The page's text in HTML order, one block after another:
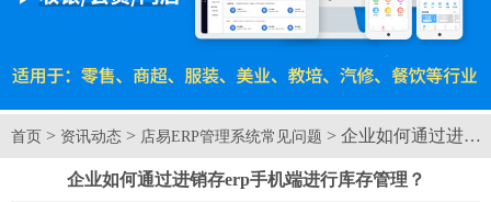
首页 > 资讯动态 > 店易ERP管理系统常见问题 > 企业如何通过进销
企业如何通过进销存erp手机端进行库存管理？